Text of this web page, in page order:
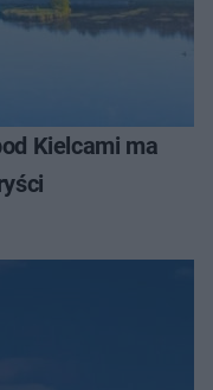
Kielcami ma